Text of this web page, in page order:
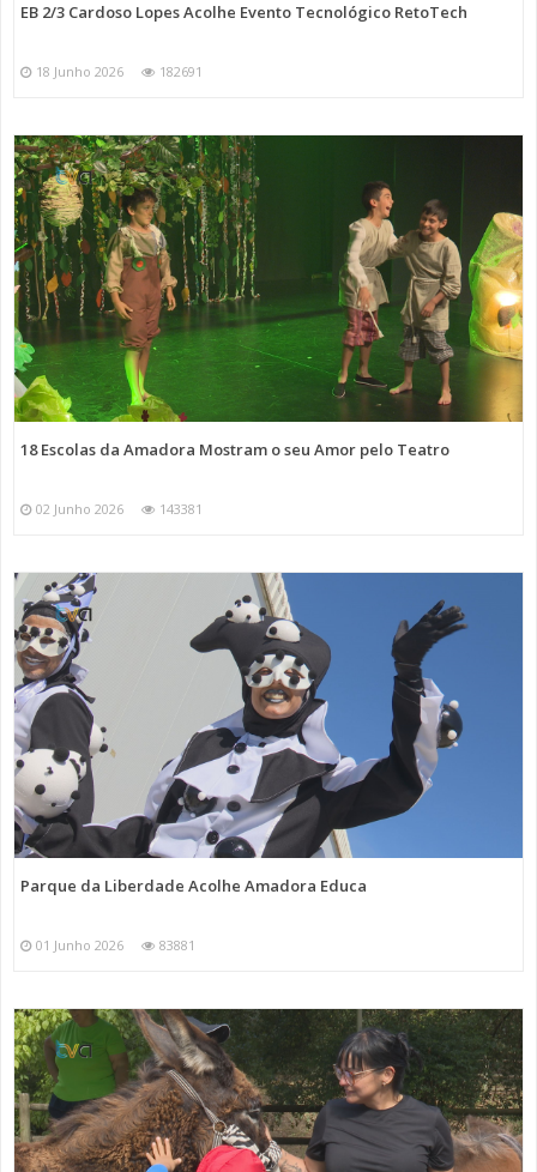
EB 2/3 Cardoso Lopes Acolhe Evento Tecnológico RetoTech
18 Junho 2026 182691
18 Escolas da Amadora Mostram o seu Amor pelo Teatro
02 Junho 2026 143381
Parque da Liberdade Acolhe Amadora Educa
01 Junho 2026 83881